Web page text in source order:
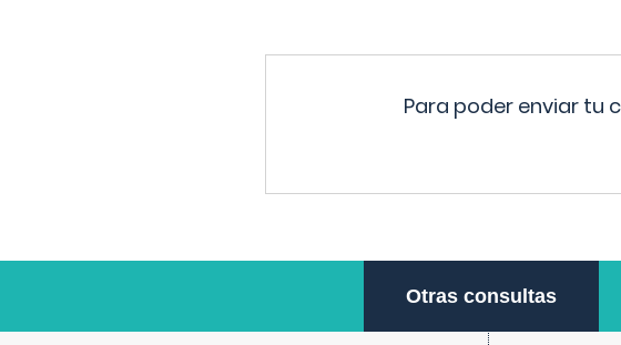
Para poder enviar tu
Otras consultas